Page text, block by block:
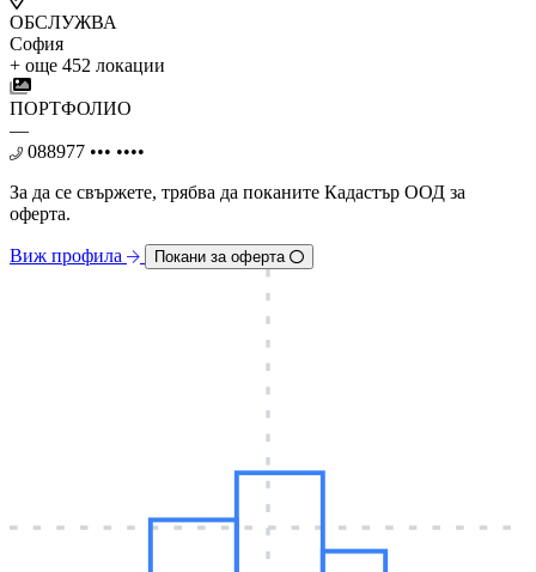
ОБСЛУЖВА
София
+ още 452 локации
ПОРТФОЛИО
—
088977 ••• ••••
За да се свържете, трябва дa поканите Кадастър ООД за
оферта.
Виж профила Покани за оферта